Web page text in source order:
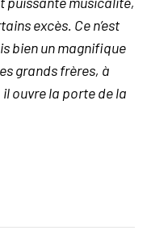
excès. Ce n’est
bien un magnifique
grands frères, à
ouvre la porte de la